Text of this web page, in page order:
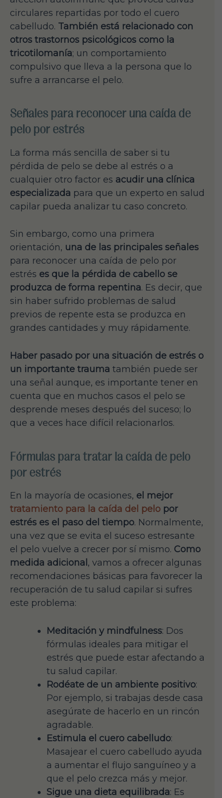
circulares repartidas por todo el cuero
cabelludo. También está relacionado con
otros trastornos psicológicos como la
tricotilomanía; un comportamiento
compulsivo que lleva a la persona que lo
sufre a arrancarse el pelo.
Señales para reconocer una caída de
pelo por estrés
La forma más sencilla de saber si tu
pérdida de pelo se debe al estrés o a
cualquier otro factor es acudir una clínica
especializada para que un experto en salud
capilar pueda analizar tu caso concreto.
Sin embargo, como una primera
orientación, una de las principales señales
para reconocer una caída de pelo por
estrés es que la pérdida de cabello se
produzca de forma repentina. Es decir, que
sin haber sufrido problemas de salud
previos de repente esta se produzca en
grandes cantidades y muy rápidamente.
Haber pasado por una situación de estrés o
un importante trauma también puede ser
una señal aunque, es importante tener en
cuenta que en muchos casos el pelo se
desprende meses después del suceso; lo
que a veces hace difícil relacionarlos.
Fórmulas para tratar la caída de pelo
por estrés
En la mayoría de ocasiones, el mejor
tratamiento para la caída del pelo por
estrés es el paso del tiempo. Normalmente,
una vez que se evita el suceso estresante
el pelo vuelve a crecer por sí mismo. Como
medida adicional , vamos a ofrecer algunas
recomendaciones básicas para favorecer la
recuperación de tu salud capilar si sufres
este problema:
Meditación y mindfulness: Dos
fórmulas ideales para mitigar el
estrés que puede estar afectando a
tu salud capilar.
Rodéate de un ambiente positivo:
Por ejemplo, si trabajas desde casa
asegúrate de hacerlo en un rincón
agradable.
Estimula el cuero cabelludo:
Masajear el cuero cabelludo ayuda
a aumentar el flujo sanguíneo y a
que el pelo crezca más y mejor.
Sigue una dieta equilibrada: Es